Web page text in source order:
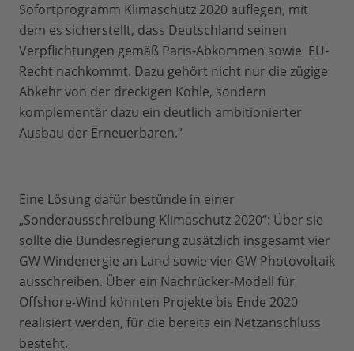
Sofortprogramm Klimaschutz 2020 auflegen, mit
dem es sicherstellt, dass Deutschland seinen
Verpflichtungen gemäß Paris-Abkommen sowie EU-
Recht nachkommt. Dazu gehört nicht nur die zügige
Abkehr von der dreckigen Kohle, sondern
komplementär dazu ein deutlich ambitionierter
Ausbau der Erneuerbaren.“
Eine Lösung dafür bestünde in einer
„Sonderausschreibung Klimaschutz 2020“: Über sie
sollte die Bundesregierung zusätzlich insgesamt vier
GW Windenergie an Land sowie vier GW Photovoltaik
ausschreiben. Über ein Nachrücker-Modell für
Offshore-Wind könnten Projekte bis Ende 2020
realisiert werden, für die bereits ein Netzanschluss
besteht.